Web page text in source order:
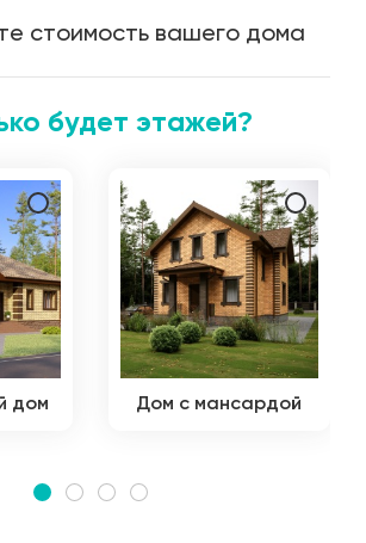
стоимость вашего дома
будет этажей?
дом Дом с мансардой